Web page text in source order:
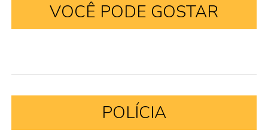
VOCÊ PODE GOSTAR
POLÍCIA